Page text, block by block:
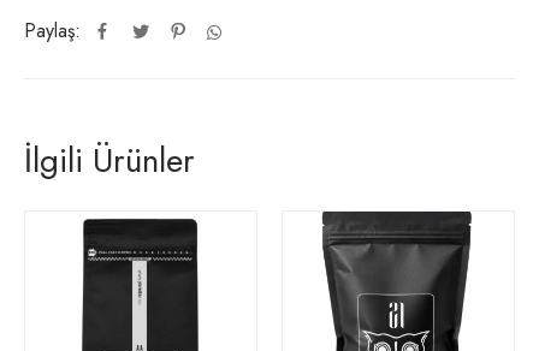
Paylaş:
İlgili Ürünler